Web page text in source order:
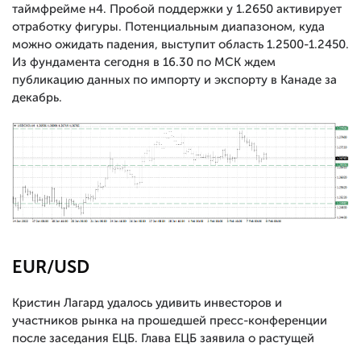
таймфрейме н4. Пробой поддержки у 1.2650 активирует
отработку фигуры. Потенциальным диапазоном, куда
можно ожидать падения, выступит область 1.2500-1.2450.
Из фундамента сегодня в 16.30 по МСК ждем
публикацию данных по импорту и экспорту в Канаде за
декабрь.
EUR/USD
Кристин Лагард удалось удивить инвесторов и
участников рынка на прошедшей пресс-конференции
после заседания ЕЦБ. Глава ЕЦБ заявила о растущей